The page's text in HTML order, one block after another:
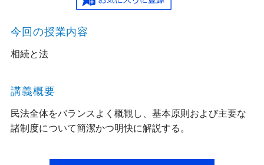
今回の授業内容
相続と法
講義概要
民法全体をバランスよく概観し、基本原則および主要な
諸制度について簡潔かつ明快に解説する。